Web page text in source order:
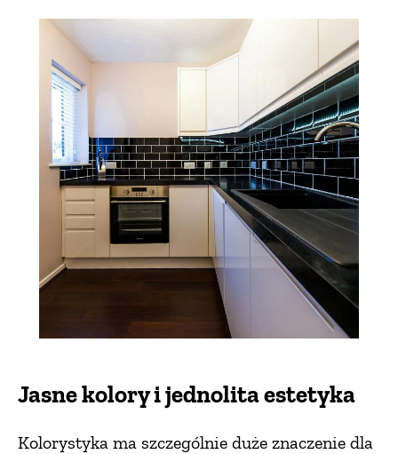
Jasne kolory i jednolita estetyka
Kolorystyka ma szczególnie duże znaczenie dla
ZWIERZĘTA DOMOWE
ZWIERZĘTA W NATURZE
GRZYBY
KRAJOBRAZ
RĘKODZIEŁO
RZEMIOSŁO